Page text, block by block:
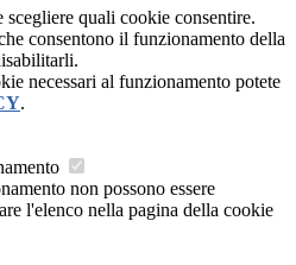
scegliere quali cookie consentire.
consentono il funzionamento della
necessari al funzionamento potete
.
non possono essere
l'elenco nella pagina della cookie